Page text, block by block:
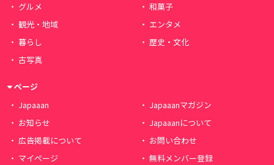
グルメ
和菓子
観光・地域
エンタメ
暮らし
歴史・文化
古写真
ページ
Japaaan
Japaaanマガジン
お知らせ
Japaaanについて
広告掲載について
お問い合わせ
マイページ
無料メンバー登録